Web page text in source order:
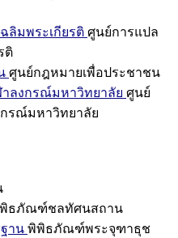
ลิมพระเกียรติ ศูนย์การแปล
ติ
ศูนย์กฎหมายเพื่อประชาชน
ลงกรณ์มหาวิทยาลัย ศูนย์
รณ์มหาวิทยาลัย
ธภัณฑ์ชลทัศนสถาน
าน พิพิธภัณฑ์พระจุฑาธุช